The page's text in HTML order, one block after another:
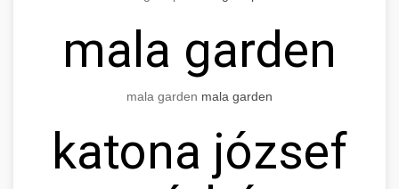
mala garden
mala garden mala garden
katona józsef